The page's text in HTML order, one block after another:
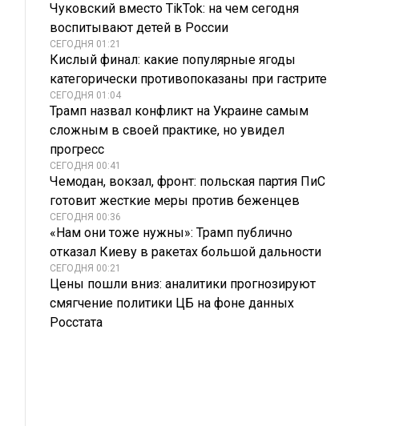
Чуковский вместо TikTok: на чем сегодня
воспитывают детей в России
СЕГОДНЯ 01:21
Кислый финал: какие популярные ягоды
категорически противопоказаны при гастрите
СЕГОДНЯ 01:04
Трамп назвал конфликт на Украине самым
сложным в своей практике, но увидел
прогресс
СЕГОДНЯ 00:41
Чемодан, вокзал, фронт: польская партия ПиС
готовит жесткие меры против беженцев
СЕГОДНЯ 00:36
«Нам они тоже нужны»: Трамп публично
отказал Киеву в ракетах большой дальности
СЕГОДНЯ 00:21
Цены пошли вниз: аналитики прогнозируют
смягчение политики ЦБ на фоне данных
Росстата